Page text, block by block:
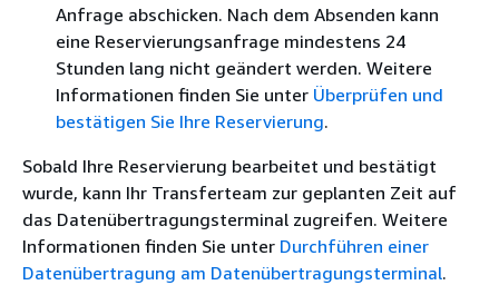
Anfrage abschicken. Nach dem Absenden kann
eine Reservierungsanfrage mindestens 24
Stunden lang nicht geändert werden. Weitere
Informationen finden Sie unter Überprüfen und
bestätigen Sie Ihre Reservierung.
Sobald Ihre Reservierung bearbeitet und bestätigt
wurde, kann Ihr Transferteam zur geplanten Zeit auf
das Datenübertragungsterminal zugreifen. Weitere
Informationen finden Sie unter Durchführen einer
Datenübertragung am Datenübertragungsterminal.